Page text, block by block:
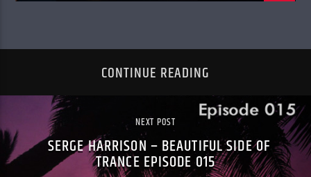
CONTINUE READING
NEXT POST
SERGE HARRISON – BEAUTIFUL SIDE OF
TRANCE EPISODE 015